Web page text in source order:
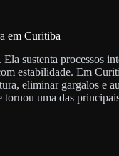
em Curitiba
sustenta processos
estabilidade. Em
eliminar gargalos e
uma das